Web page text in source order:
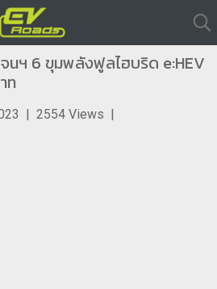
จนฯ 6 ขุมพลังฟูลไฮบริด e:HEV
ท
| 2554 Views |